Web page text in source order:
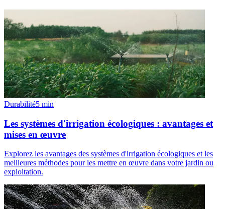
Durabilité5 min
Les systèmes d'irrigation écologiques : avantages et
mises en œuvre
Explorez les avantages des systèmes d'irrigation écologiques et les
meilleures méthodes pour les mettre en œuvre dans votre jardin ou
exploitation.